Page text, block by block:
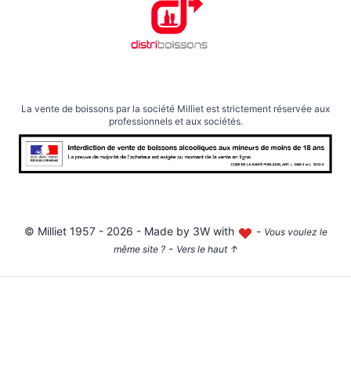
La vente de boissons par la société Milliet est strictement réservée aux
professionnels et aux sociétés.
© Milliet1957 - 2026 - Made by 3W with - Vous voulez le
même site ?- Vers le haut ↑